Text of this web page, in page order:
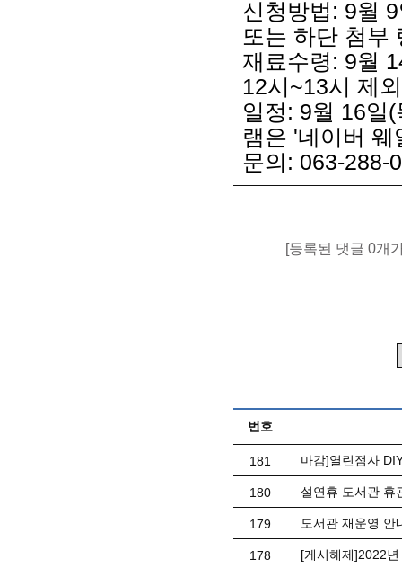
신청방법: 9월
또는 하단 첨부
재료수령: 9월
12시~13시 제
일정: 9월 16일
램은 '네이버 웨
문의: 063-288-
[등록된 댓글 0개
번호
181 마감]열린점자
180 설연휴 도서관 휴
179 도서관 재운영 안
178 [게시해제]2022